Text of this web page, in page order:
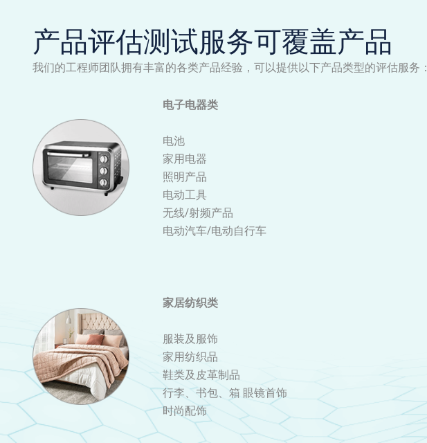
产品评估测试服务可覆盖产品
我们的工程师团队拥有丰富的各类产品经验，可以提供以下产品类型的评估服务：
电子电器类
电池
家用电器
照明产品
电动工具
无线/射频产品
电动汽车/电动自行车
家居纺织类
服装及服饰
家用纺织品
鞋类及皮革制品
行李、书包、箱 眼镜首饰
时尚配饰